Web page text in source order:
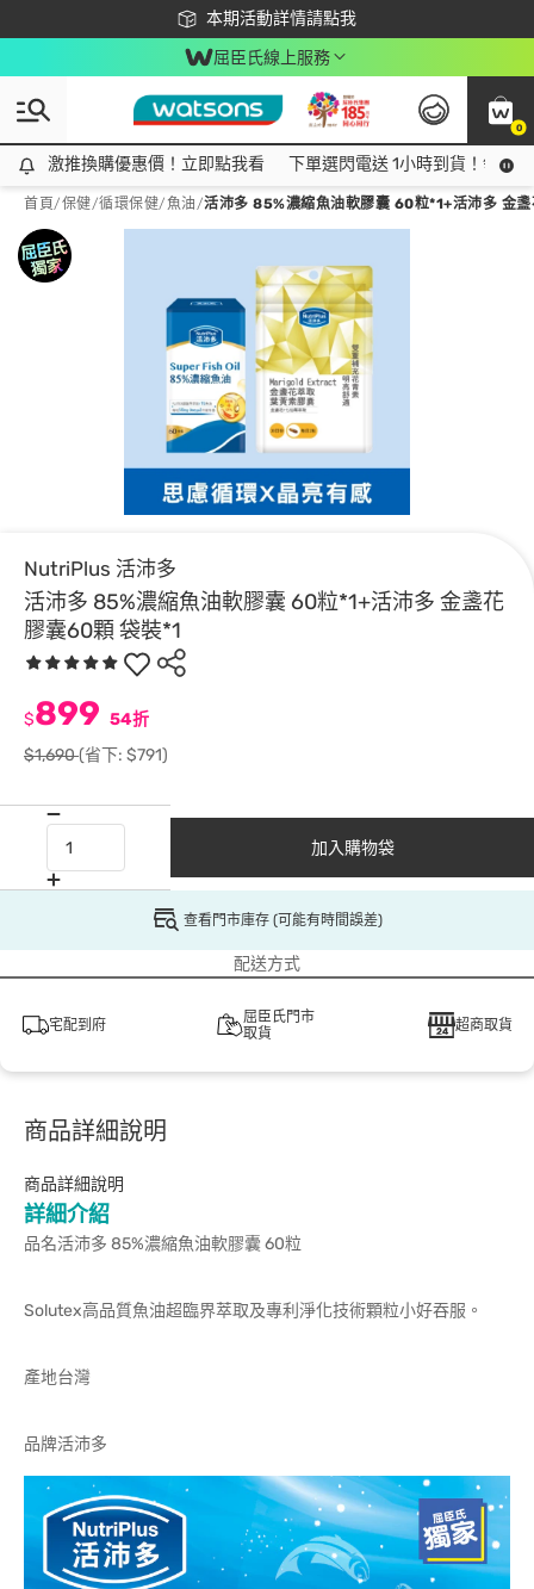
本期活動詳情請點我
下載app最高回饋$350
屈臣氏線上服務
0
激推換購優惠價！立即點我看
激推換購優惠價！立即點我看 下單選閃電送 1小時到貨！領神
首頁/保健/循環保健/ 魚油/活沛多 85%濃縮魚油軟膠囊 60粒*1+活沛多 金
NutriPlus 活沛多
活沛多 85%濃縮魚油軟膠囊 60粒*1+活沛多 金盞花
膠囊60顆 袋裝*1
$899 54折
$1,690(省下: $791)
加入購物袋
查看門市庫存 (可能有時間誤差)
配送方式
宅配到府
屈臣氏門市
取貨
超商取貨
商品詳細說明
商品詳細說明
詳細介紹
品名活沛多 85%濃縮魚油軟膠囊 60粒
Solutex高品質魚油超臨界萃取及專利淨化技術顆粒小好吞服。
產地台灣
品牌活沛多